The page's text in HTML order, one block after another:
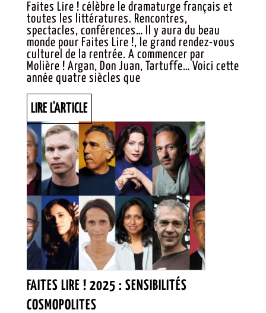
EN
DE
Faites Lire ! célèbre le dramaturge français et
toutes les littératures. Rencontres,
spectacles, conférences… Il y aura du beau
monde pour Faites Lire !, le grand rendez-vous
culturel de la rentrée. A commencer par
Molière ! Argan, Don Juan, Tartuffe… Voici cette
année quatre siècles que
LIRE L'ARTICLELIRE
L'ARTICLE
FAITES LIRE ! 2025 : SENSIBILITÉS
COSMOPOLITES